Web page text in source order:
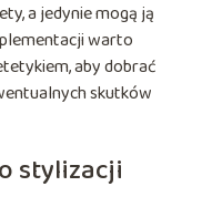
a jedynie mogą ją
warto
aby dobrać
skutków
stylizacji